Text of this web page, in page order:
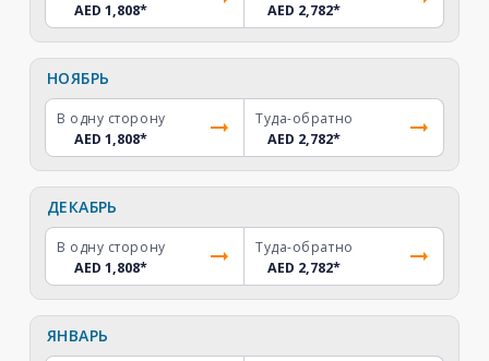
AED 1,808*
AED 2,782*
НОЯБРЬ
В одну сторону
AED 1,808*
Туда-обратно
AED 2,782*
ДЕКАБРЬ
В одну сторону
AED 1,808*
Туда-обратно
AED 2,782*
ЯНВАРЬ